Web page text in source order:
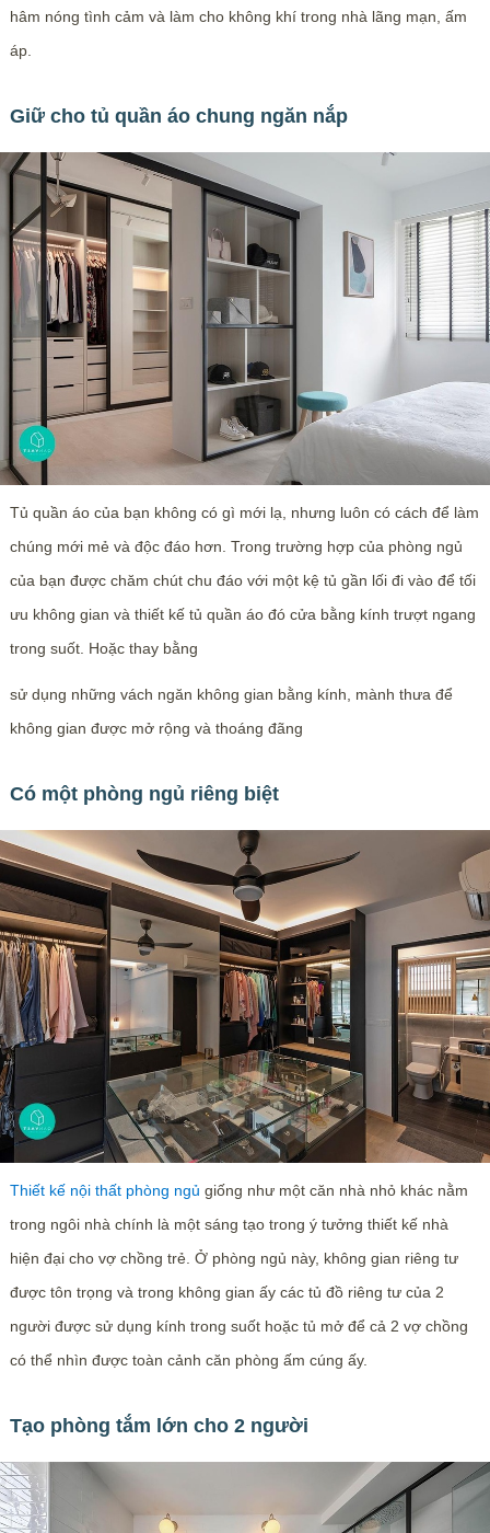
hâm nóng tình cảm và làm cho không khí trong nhà lãng mạn, ấm
áp.
Giữ cho tủ quần áo chung ngăn nắp
Tủ quần áo của bạn không có gì mới lạ, nhưng luôn có cách để làm
chúng mới mẻ và độc đáo hơn. Trong trường hợp của phòng ngủ
của bạn được chăm chút chu đáo với một kệ tủ gần lối đi vào để tối
ưu không gian và thiết kế tủ quần áo đó cửa bằng kính trượt ngang
trong suốt. Hoặc thay bằng
sử dụng những vách ngăn không gian bằng kính, mành thưa để
không gian được mở rộng và thoáng đãng
Có một phòng ngủ riêng biệt
Thiết kế nội thất phòng ngủ giống như một căn nhà nhỏ khác nằm
trong ngôi nhà chính là một sáng tạo trong ý tưởng thiết kế nhà
hiện đại cho vợ chồng trẻ. Ở phòng ngủ này, không gian riêng tư
được tôn trọng và trong không gian ấy các tủ đồ riêng tư của 2
người được sử dụng kính trong suốt hoặc tủ mở để cả 2 vợ chồng
có thể nhìn được toàn cảnh căn phòng ấm cúng ấy.
Tạo phòng tắm lớn cho 2 người